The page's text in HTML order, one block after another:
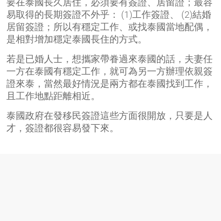
要在泰國長久居住，必須要有簽證、居留證；最容
易取得的長期簽證不外乎： (1)工作簽證、 (2)結婚
居留簽證；所以有穩定工作、或找泰國當地配偶，
是相對增加穩定泰國長住的方式。
若是已婚人士，想攜家帶眷過來泰國的話，夫妻任
一方在泰國有穩定工作，就可為另一方辦理依親簽
證來泰，當然最好情況是兩方都在泰國找到工作，
且工作地點距離相近。
泰國政府在發移民簽證這些方面很開放，只要是人
才，簽證都很容易發下來。